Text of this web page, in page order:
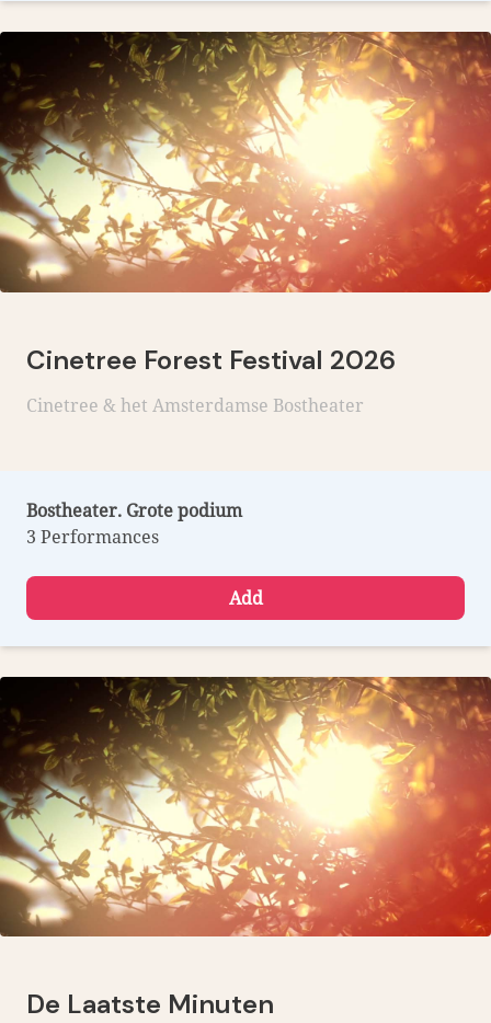
Cinetree Forest Festival 2026
Cinetree & het Amsterdamse Bostheater
Bostheater. Grote podium
3 Performances
Add
De Laatste Minuten